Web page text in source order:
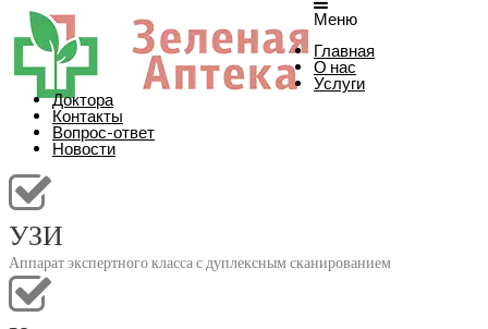
Меню
Главная
О нас
Услуги
Доктора
Контакты
Вопрос-ответ
Новости
УЗИ
Аппарат экспертного класса с дуплексным сканированием